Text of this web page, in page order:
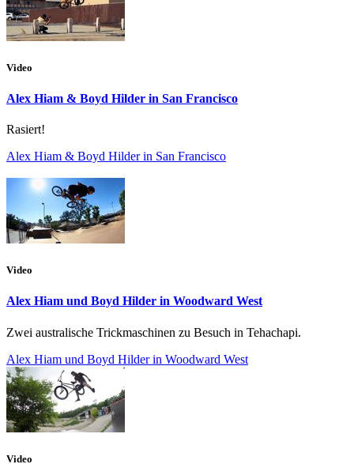
Video
Alex Hiam & Boyd Hilder in San Francisco
Rasiert!
Alex Hiam & Boyd Hilder in San Francisco
Video
Alex Hiam und Boyd Hilder in Woodward West
Zwei australische Trickmaschinen zu Besuch in Tehachapi.
Alex Hiam und Boyd Hilder in Woodward West
Video